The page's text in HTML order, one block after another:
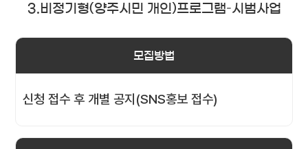
3.비정기형(양주시민 개인)프로그램–시범사업
모집방법
신청 접수 후 개별 공지(SNS홍보 접수)